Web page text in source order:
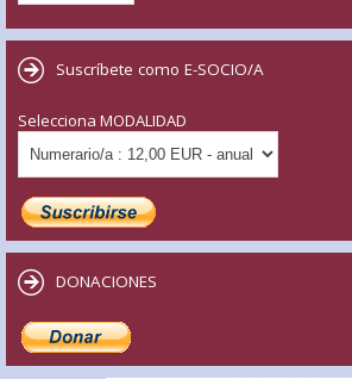
Suscríbete como E-SOCIO/A
Selecciona MODALIDAD
DONACIONES